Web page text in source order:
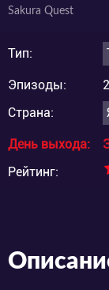
Sakura Quest
Тип:
Эпизоды:
Страна:
День выхода:
Рейтинг: